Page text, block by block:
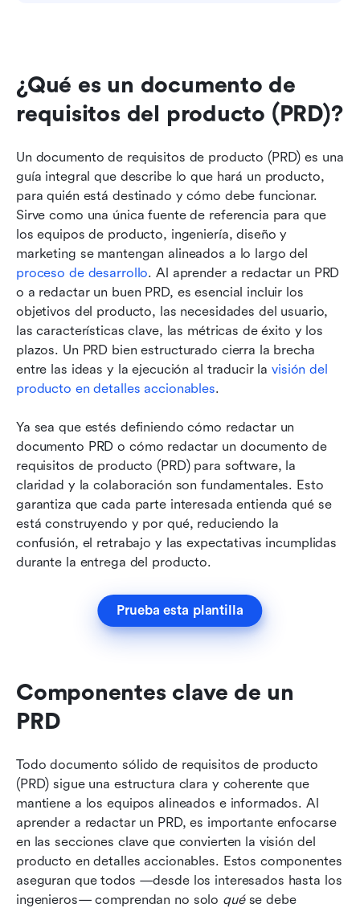
¿Qué es un documento de
requisitos del producto (PRD)?
Un documento de requisitos de producto (PRD) es una
guía integral que describe lo que hará un producto,
para quién está destinado y cómo debe funcionar.
Sirve como una única fuente de referencia para que
los equipos de producto, ingeniería, diseño y
proceso de desarrollo. Al aprender a redactar un PRD
o a redactar un buen PRD, es esencial incluir los
objetivos del producto, las necesidades del usuario,
las características clave, las métricas de éxito y los
plazos. Un PRD bien estructurado cierra la brecha
entre las ideas y la ejecución al traducir la visión del
producto en detalles accionables.
Ya sea que estés definiendo cómo redactar un
documento PRD o cómo redactar un documento de
requisitos de producto (PRD) para software, la
claridad y la colaboración son fundamentales. Esto
garantiza que cada parte interesada entienda qué se
está construyendo y por qué, reduciendo la
confusión, el retrabajo y las expectativas incumplidas
durante la entrega del producto.
Prueba esta plantilla
Componentes clave de un
PRD
Todo documento sólido de requisitos de producto
(PRD) sigue una estructura clara y coherente que
mantiene a los equipos alineados e informados. Al
aprender a redactar un PRD, es importante enfocarse
en las secciones clave que convierten la visión del
producto en detalles accionables. Estos componentes
aseguran que todos —desde los interesados hasta los
ingenieros— comprendan no solo qué se debe